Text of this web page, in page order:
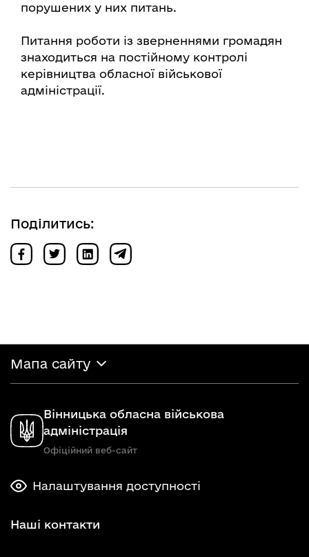
порушених у них питань.
Питання роботи із зверненнями громадян
знаходиться на постійному контролі
керівництва обласної військової
адміністрації.
Поділитись:
Мапа сайту
Вінницька обласна військова
адміністрація
Офіційний веб-сайт
Налаштування доступності
Наші контакти